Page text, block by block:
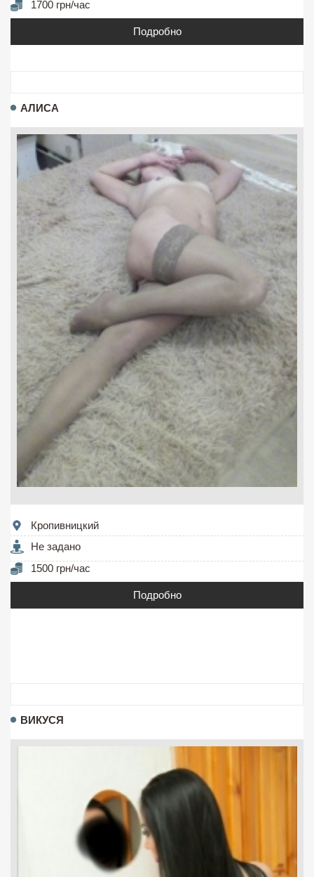
1700 грн/час
Подробно
АЛИСА
Кропивницкий
Не задано
1500 грн/час
Подробно
ВИКУСЯ